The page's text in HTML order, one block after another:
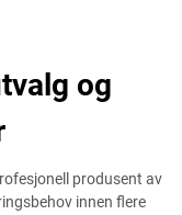
og
produsent av
innen flere